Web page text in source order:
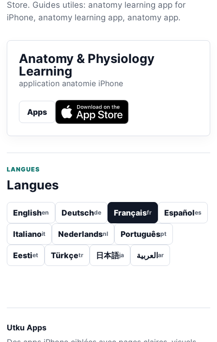
Store. Guides utiles: anatomy learning app for
iPhone, anatomy learning app, anatomy app.
Anatomy & Physiology
Learning
application anatomie iPhone
Apps
LANGUES
Langues
Englishen Deutschde Françaisfr Españoles
Italianoit Nederlandsnl Portuguêspt
Eestiet Türkçetr 日本語ja العربيةar
Utku Apps